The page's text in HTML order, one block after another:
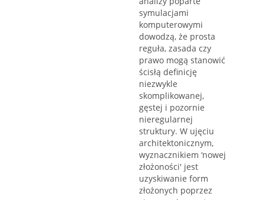
symulacjami
komputerowymi
dowodzą, że prosta
reguła, zasada czy
prawo mogą stanowić
ścisłą definicję
niezwykle
skomplikowanej,
gęstej i pozornie
nieregularnej
struktury. W ujęciu
architektonicznym,
wyznacznikiem ‘nowej
złożoności' jest
uzyskiwanie form
złożonych poprzez